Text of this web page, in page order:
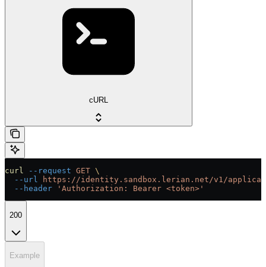
cURL
curl --request GET \
  --url
https://identity.sandbox.lerian.net/v1/
  --header
'Authorization: Bearer <token>'
200
Example